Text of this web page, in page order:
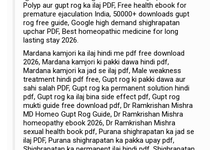
Polyp aur gupt rog ka ilaj PDF, Free health ebook for
premature ejaculation India, 50000+ downloads gupt
rog free guide, Google high demand shighrapatan
upchar PDF, Best homeopathic medicine for long
lasting stay 2026.
Mardana kamjori ka ilaj hindi me pdf free download
2026, Mardana kamjori ki pakki dawa hindi pdf,
Mardana kamjori ka jad se ilaj pdf, Male weakness
treatment hindi pdf free, Gupt rog ki pakki dawa aur
sahi salah PDF, Gupt rog ka permanent solution hindi
pdf, Gupt rog ka ilaj bina side effect pdf, Gupt rog
mukti guide free download pdf, Dr Ramkrishan Mishra
MD Homeo Gupt Rog Guide, Dr Ramkrishan Mishra
homeopathy ebook 2026, Dr Ramkrishan Mishra
sexual health book pdf, Purana shighrapatan ka jad se
ilaj PDF, Purana shighrapatan ka pakka upay pdf,